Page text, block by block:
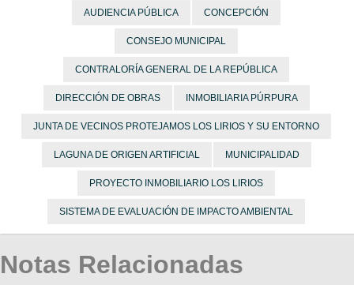
AUDIENCIA PÚBLICA CONCEPCIÓN
CONSEJO MUNICIPAL
CONTRALORÍA GENERAL DE LA REPÚBLICA
DIRECCIÓN DE OBRAS INMOBILIARIA PÚRPURA
JUNTA DE VECINOS PROTEJAMOS LOS LIRIOS Y SU ENTORNO
LAGUNA DE ORIGEN ARTIFICIAL MUNICIPALIDAD
PROYECTO INMOBILIARIO LOS LIRIOS
SISTEMA DE EVALUACIÓN DE IMPACTO AMBIENTAL
Notas Relacionadas